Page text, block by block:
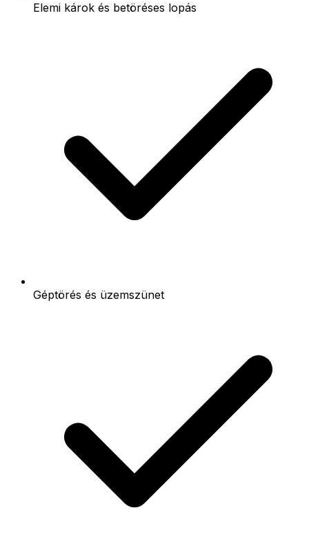
Elemi károk és betöréses lopás
Géptörés és üzemszünet